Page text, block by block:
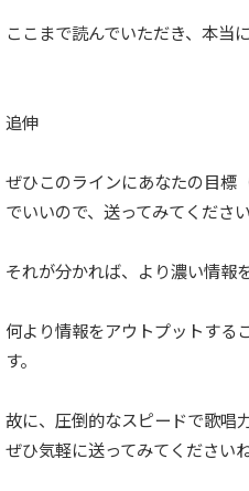
ここまで読んでいただき、本当
追伸
ぜひこのラインにあなたの目標
でいいので、送ってみてください
それが分かれば、より濃い情報
何より情報をアウトプットする
す。
故に、圧倒的なスピードで歌唱
ぜひ気軽に送ってみてくださいね